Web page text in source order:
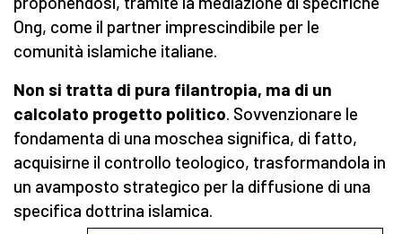
Ong, come il partner imprescindibile per le
comunità islamiche italiane.
Non si tratta di pura filantropia, ma di un
calcolato progetto politico. Sovvenzionare le
fondamenta di una moschea significa, di fatto,
acquisirne il controllo teologico, trasformandola in
un avamposto strategico per la diffusione di una
specifica dottrina islamica.